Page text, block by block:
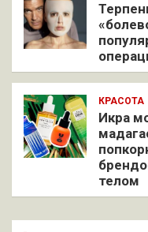
КРАСОТА
Икра
телом